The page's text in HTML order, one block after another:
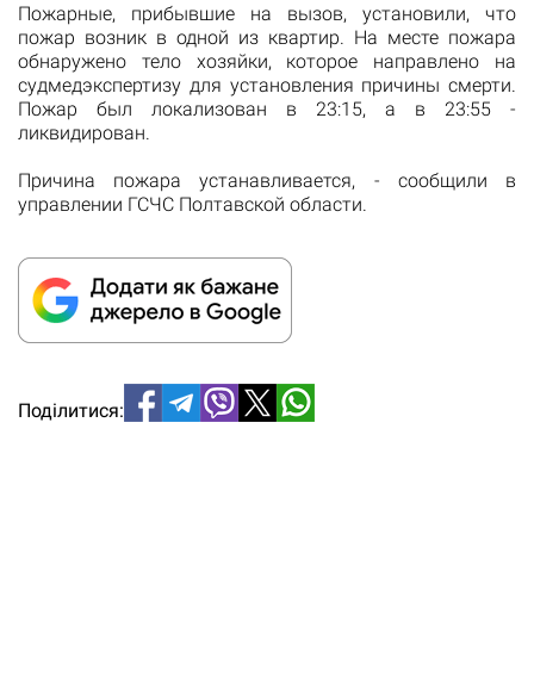
Пожарные, прибывшие на вызов, установили, что
пожар возник в одной из квартир. На месте пожара
обнаружено тело хозяйки, которое направлено на
судмедэкспертизу для установления причины смерти.
Пожар был локализован в 23:15, а в 23:55 -
ликвидирован.
Причина пожара устанавливается, - сообщили в
управлении ГСЧС Полтавской области.
Поділитися: